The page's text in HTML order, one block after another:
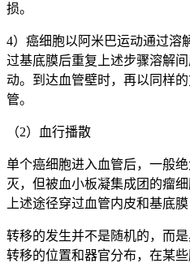
损。
4）癌细胞以阿米巴运动通过溶
过基底膜后重复上述步骤溶解
动。到达血管壁时，再以同样
管。
（2）血行播散
单个癌细胞进入血管后，一般
灭，但被血小板凝集成团的瘤
上述途径穿过血管内皮和基底
转移的发生并不是随机的，而
转移的位置和器官分布，在某